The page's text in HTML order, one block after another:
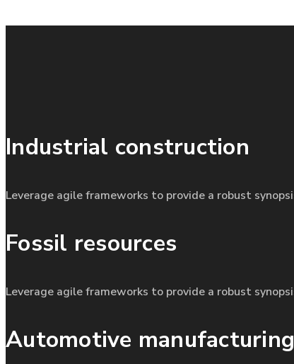
Industrial construction
Leverage agile frameworks to provide a robust
Fossil resources
Leverage agile frameworks to provide a robust
Automotive manufacturing